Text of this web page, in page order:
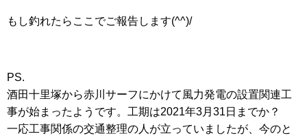
もし釣れたらここでご報告します(^^)/
PS.
酒田十里塚から赤川サーフにかけて風力発電の設置関連工
事が始まったようです。工期は2021年3月31日までか？
一応工事関係の交通整理の人が立っていましたが、今のと